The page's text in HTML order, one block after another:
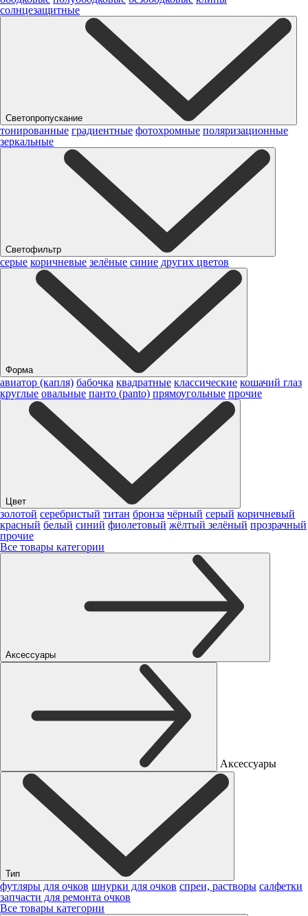
солнцезащитные
Светопропускание
тонированные градиентные фотохромные поляризационные
зеркальные
Светофильтр
серые коричневые зелёные синие других цветов
Форма
авиатор (капля) бабочка квадратные классические кошачий глаз
круглые овальные панто (panto) прямоугольные прочие
Цвет
золотой серебристый титан бронза чёрный серый коричневый
красный белый синий фиолетовый жёлтый зелёный прозрачный
прочие
Все товары категории
Аксессуары
Аксессуары
Тип
футляры для очков шнурки для очков спреи, растворы салфетки
запчасти для ремонта очков
Все товары категории